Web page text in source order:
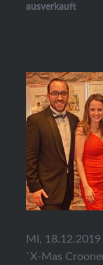
ausverkauft
MI,
`X-Mas